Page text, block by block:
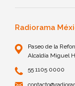
Radiorama
Paseo de la
Alcaldía Miguel
55 1105 0000